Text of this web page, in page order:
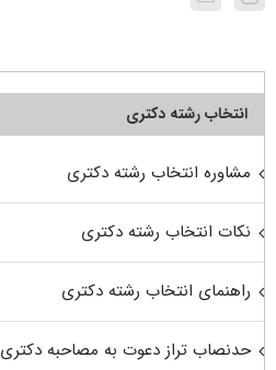
انتخاب رشته دکتری
مشاوره انتخاب رشته دکتری
نکات انتخاب رشته دکتری
راهنمای انتخاب رشته دکتری
حدنصاب تراز دعوت به مصاحبه دکتری